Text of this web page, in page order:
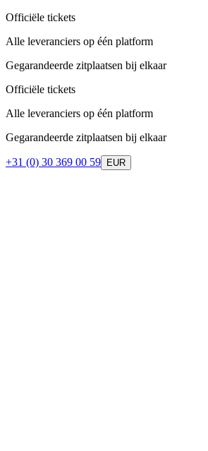
Officiële tickets
Alle leveranciers op één platform
Gegarandeerde zitplaatsen bij elkaar
Officiële tickets
Alle leveranciers op één platform
Gegarandeerde zitplaatsen bij elkaar
+31 (0) 30 369 00 59 EUR